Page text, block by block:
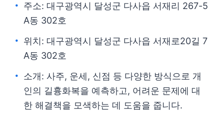
주소: 대구광역시 달성군 다사읍 서재리 267-5
A동 302호
위치: 대구광역시 달성군 다사읍 서재로20길 7
A동 302호
소개: 사주, 운세, 신점 등 다양한 방식으로 개
인의 길흉화복을 예측하고, 어려운 문제에 대
한 해결책을 모색하는 데 도움을 줍니다.